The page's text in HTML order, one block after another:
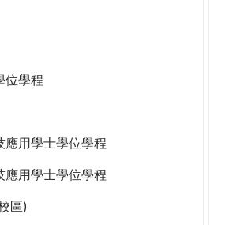
位學程
應用學士學位學程
應用學士學位學程
區)